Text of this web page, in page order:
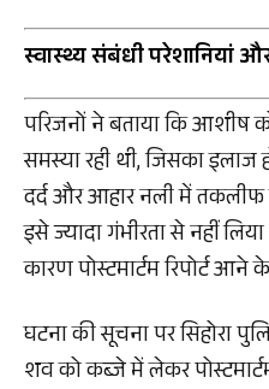
स्वास्थ्य संबंधी परेशानियां
परिजनों ने बताया कि आशीष
समस्या रही थी, जिसका इलाज
दर्द और आहार नली में
इसे ज्यादा गंभीरता से नहीं
कारण पोस्टमार्टम रिपोर्ट आने
घटना की सूचना पर सिहोरा
शव को कब्जे में लेकर